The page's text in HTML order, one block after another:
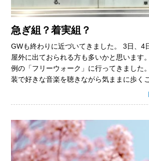
急ぎ組？着実組？
GWも終わりに近づいてきました。 3日、4
屋外に出ておられる方も多いかと思います
例の「フリーウォーク」に行ってきました
装で好きな音楽を聴きながら気ままに歩く